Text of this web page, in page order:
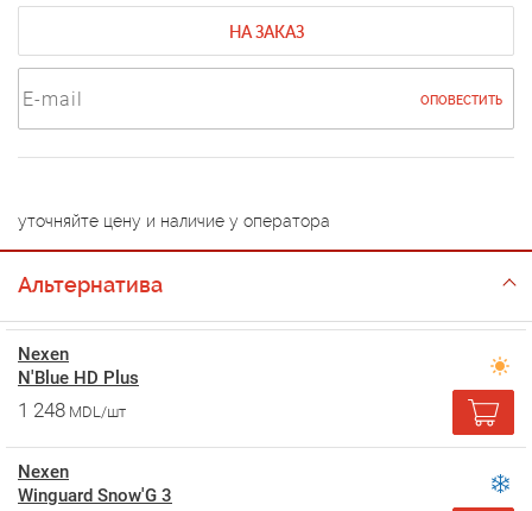
НА ЗАКАЗ
ОПОВЕСТИТЬ
уточняйте цену и наличие у оператора
Альтернатива
Nexen
N'Blue HD Plus
1 248 MDL/шт
Nexen
Winguard Snow'G 3